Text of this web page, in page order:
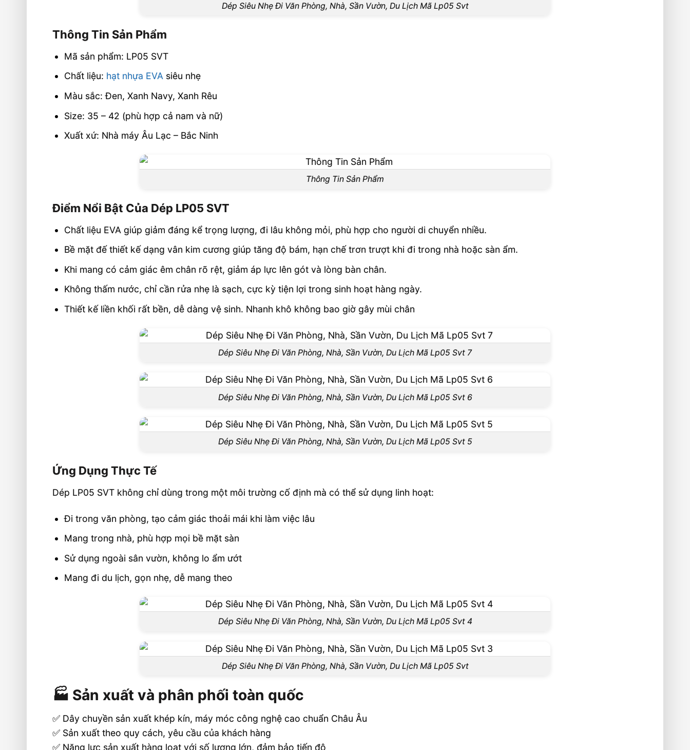
📦 Chính sách dành cho đối tác & đại lý
🎯 Liên hệ mua hàng
Dép Siêu Nhẹ Đi Văn Phòng, Nhà, Sần Vườn, Du Lịch Mã Lp05 Svt
Thông Tin Sản Phẩm
Mã sản phẩm: LP05 SVT
Chất liệu: hạt nhựa EVAsiêu nhẹ
Màu sắc: Đen, Xanh Navy, Xanh Rêu
Size: 35 – 42 (phù hợp cả nam và nữ)
Xuất xứ: Nhà máy Âu Lạc – Bắc Ninh
Thông Tin Sản Phẩm
Điểm Nổi Bật Của Dép LP05 SVT
Chất liệu EVA giúp giảm đáng kể trọng lượng, đi lâu không mỏi, phù hợp cho người di chuyển nhiều.
Bề mặt đế thiết kế dạng vân kim cương giúp tăng độ bám, hạn chế trơn trượt khi đi trong nhà hoặc sàn ẩm.
Khi mang có cảm giác êm chân rõ rệt, giảm áp lực lên gót và lòng bàn chân.
Không thấm nước, chỉ cần rửa nhẹ là sạch, cực kỳ tiện lợi trong sinh hoạt hàng ngày.
Thiết kế liền khối rất bền, dễ dàng vệ sinh. Nhanh khô không bao giờ gây mùi chân
Dép Siêu Nhẹ Đi Văn Phòng, Nhà, Sần Vườn, Du Lịch Mã Lp05 Svt 7
Dép Siêu Nhẹ Đi Văn Phòng, Nhà, Sần Vườn, Du Lịch Mã Lp05 Svt 6
Dép Siêu Nhẹ Đi Văn Phòng, Nhà, Sần Vườn, Du Lịch Mã Lp05 Svt 5
Ứng Dụng Thực Tế
Dép LP05 SVT không chỉ dùng trong một môi trường cố định mà có thể sử dụng linh hoạt:
Đi trong văn phòng, tạo cảm giác thoải mái khi làm việc lâu
Mang trong nhà, phù hợp mọi bề mặt sàn
Sử dụng ngoài sân vườn, không lo ẩm ướt
Mang đi du lịch, gọn nhẹ, dễ mang theo
Dép Siêu Nhẹ Đi Văn Phòng, Nhà, Sần Vườn, Du Lịch Mã Lp05 Svt 4
Dép Siêu Nhẹ Đi Văn Phòng, Nhà, Sần Vườn, Du Lịch Mã Lp05 Svt
🏭 Sản xuất và phân phối toàn quốc
✅ Dây chuyền sản xuất khép kín, máy móc công nghệ cao chuẩn Châu Âu
✅ Sản xuất theo quy cách, yêu cầu của khách hàng
✅ Năng lực sản xuất hàng loạt với số lượng lớn, đảm bảo tiến độ